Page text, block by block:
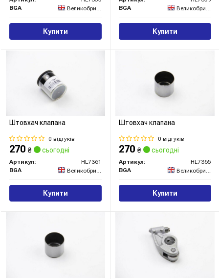
BGA
Великобританія
Купити
BGA
Великобританія
Купити
Штовхач клапана
0 відгуків
270 ₴ сьогодні
Артикул:
HL7361
BGA
Великобританія
Купити
Штовхач клапана
0 відгуків
270 ₴ сьогодні
Артикул:
HL7365
BGA
Великобританія
Купити